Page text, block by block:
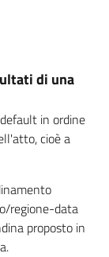
di una
in ordine
cioè a
regione-data
proposto in